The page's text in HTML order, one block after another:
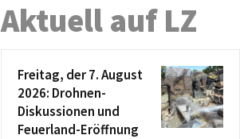
Aktuell auf LZ
Freitag, der 7. August
2026: Drohnen-
Diskussionen und
Feuerland-Eröffnung